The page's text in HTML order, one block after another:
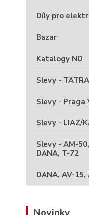
Díly pro
Bazar
Katalogy ND
Slevy - TATRA
Slevy - Praga
Slevy - LIAZ/
Slevy - AM-
DANA, T-72
DANA, AV-15,
Novinky